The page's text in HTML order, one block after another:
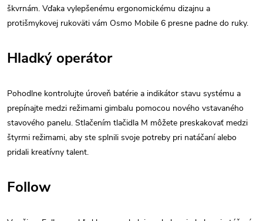
škvrnám. Vďaka vylepšenému ergonomickému dizajnu a
protišmykovej rukoväti vám Osmo Mobile 6 presne padne do ruky.
Hladký operátor
Pohodlne kontrolujte úroveň batérie a indikátor stavu systému a
prepínajte medzi režimami gimbalu pomocou nového vstavaného
stavového panelu. Stlačením tlačidla M môžete preskakovať medzi
štyrmi režimami, aby ste splnili svoje potreby pri natáčaní alebo
pridali kreatívny talent.
Follow